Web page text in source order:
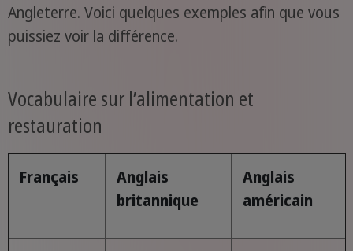
Angleterre. Voici quelques exemples afin que vous
puissiez voir la différence.
Vocabulaire sur l’alimentation et
restauration
Français
Anglais
britannique
Anglais
américain